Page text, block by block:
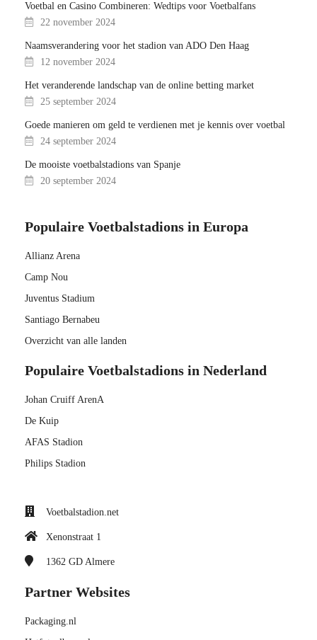
Voetbal en Casino Combineren: Wedtips voor Voetbalfans
22 november 2024
Naamsverandering voor het stadion van ADO Den Haag
12 november 2024
Het veranderende landschap van de online betting market
25 september 2024
Goede manieren om geld te verdienen met je kennis over voetbal
24 september 2024
De mooiste voetbalstadions van Spanje
20 september 2024
Populaire Voetbalstadions in Europa
Allianz Arena
Camp Nou
Juventus Stadium
Santiago Bernabeu
Overzicht van alle landen
Populaire Voetbalstadions in Nederland
Johan Cruiff ArenA
De Kuip
AFAS Stadion
Philips Stadion
Voetbalstadion.net
Xenonstraat 1
1362 GD Almere
Partner Websites
Packaging.nl